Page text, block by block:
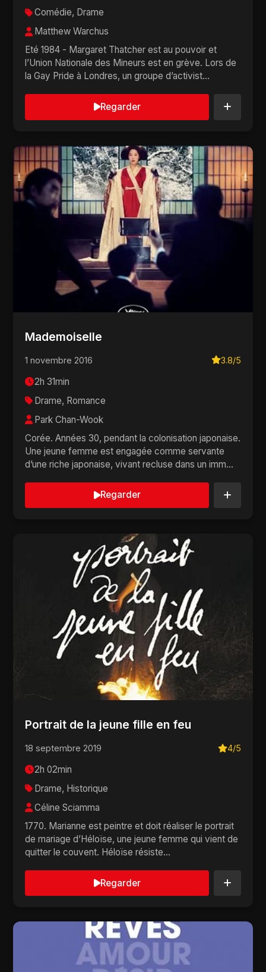
Comédie, Drame
Matthew Warchus
Eté 1984 - Margaret Thatcher est au pouvoir et
l’Union Nationale des Mineurs est en grève. Lors de
la Gay Pride à Londres, un groupe d’activist...
Regarder
Mademoiselle
1 novembre 2016 3.8/5
2h 31min
Drame, Romance
Park Chan-Wook
Corée. Années 30, pendant la colonisation japonaise.
Une jeune femme est engagée comme servante
d’une riche japonaise, vivant recluse dans un imm...
Regarder
Portrait de la jeune fille en feu
18 septembre 2019 4/5
2h 02min
Drame, Historique
Céline Sciamma
1770. Marianne est peintre et doit réaliser le portrait
de mariage d’Héloïse, une jeune femme qui vient de
quitter le couvent. Héloïse résiste...
Regarder